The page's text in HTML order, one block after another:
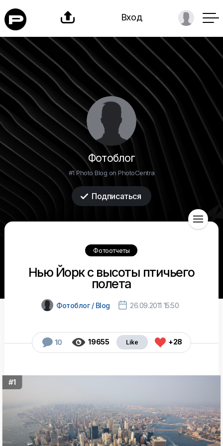
 Вход
Фотоблог
#1 Photo Blog on PhotoCentra
 Подписаться

Фотоотчеты
Нью Йорк с высоты птичьего
полета
Фотоблог / Blog  26.09.2011 15:50
 10  19655  +28
#1